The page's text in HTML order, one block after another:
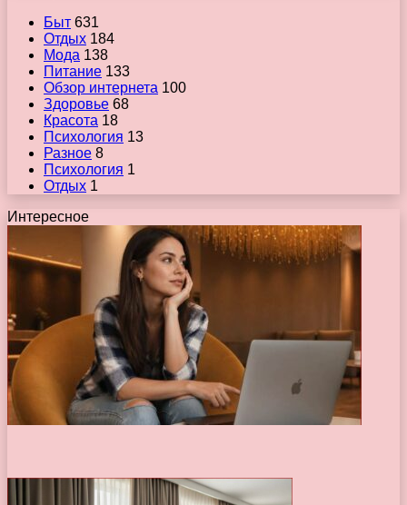
Быт 631
Отдых 184
Мода 138
Питание 133
Обзор интернета 100
Здоровье 68
Красота 18
Психология 13
Разное 8
Психология 1
Отдых 1
Интересное